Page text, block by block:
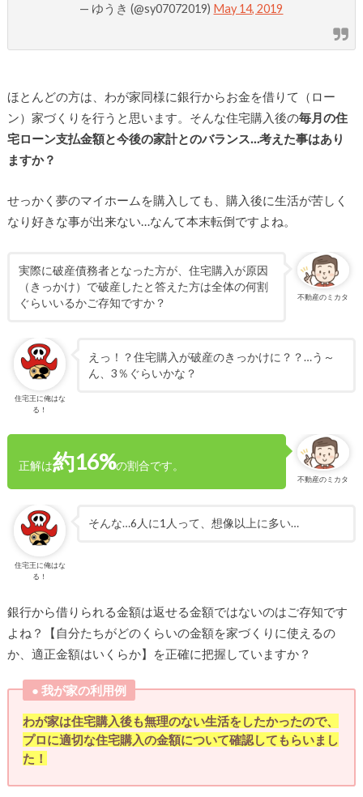
— ゆうき (@sy07072019) May 14, 2019
ほとんどの方は、わが家同様に銀行からお金を借りて（ロー
ン）家づくりを行うと思います。そんな住宅購入後の毎月の住
宅ローン支払金額と今後の家計とのバランス…考えた事はあり
ますか？
せっかく夢のマイホームを購入しても、購入後に生活が苦しく
なり好きな事が出来ない…なんて本末転倒ですよね。
不動産のミカタ
実際に破産債務者となった方が、住宅購入が原因
（きっかけ）で破産したと答えた方は全体の何割
ぐらいいるかご存知ですか？
住宅王に俺はな
る！
えっ！？住宅購入が破産のきっかけに？？…う～
ん、3％ぐらいかな？
不動産のミカタ
正解は約16%の割合です。
住宅王に俺はな
る！
そんな…6人に1人って、想像以上に多い…
銀行から借りられる金額は返せる金額ではないのはご存知です
よね？【自分たちがどのくらいの金額を家づくりに使えるの
か、適正金額はいくらか】を正確に把握していますか？
● 我が家の利用例
わが家は住宅購入後も無理のない生活をしたかったので、
プロに適切な住宅購入の金額について確認してもらいまし
た！